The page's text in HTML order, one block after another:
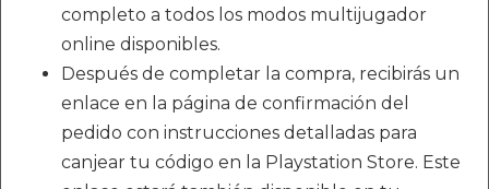
completo a todos los modos multijugador
online disponibles.
Después de completar la compra, recibirás un
enlace en la página de confirmación del
pedido con instrucciones detalladas para
canjear tu código en la Playstation Store. Este